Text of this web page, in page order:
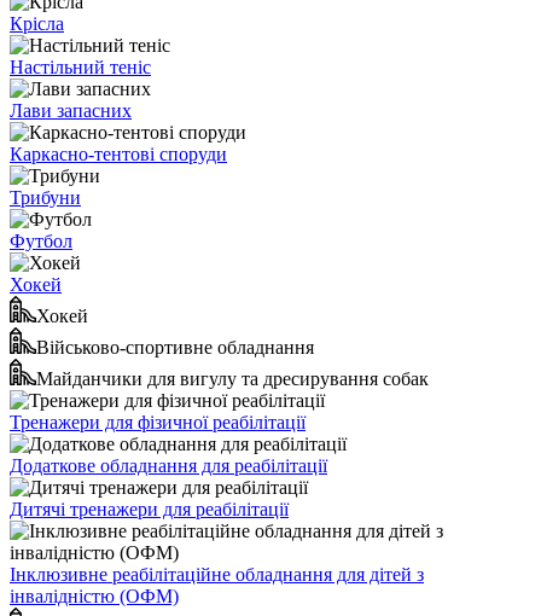
Крісла
Настільний теніс
Лави запасних
Каркасно-тентові споруди
Трибуни
Футбол
Хокей
Хокей
Військово-спортивне обладнання
Майданчики для вигулу та дресирування собак
Тренажери для фізичної реабілітації
Додаткове обладнання для реабілітації
Дитячі тренажери для реабілітації
Інклюзивне реабілітаційне обладнання для дітей з
інвалідністю (ОФМ)